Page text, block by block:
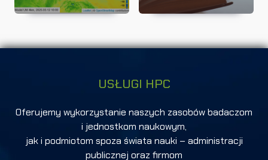
USŁUGI HPC
Oferujemy wykorzystanie naszych zasobów badaczom
i jednostkom naukowym,
jak i podmiotom spoza świata nauki – administracji
publicznej oraz firmom